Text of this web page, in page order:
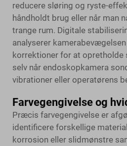
reducere sløring og ryste-
håndholdt brug eller når man
trange rum. Digitale
analyserer
korrektioner for at opretholde
selv når endoskopkamera
vibrationer eller operatørens
Farvegengivelse og
Præcis farvegengivelse er
identificere forskellige
korrosion eller slidmønstre